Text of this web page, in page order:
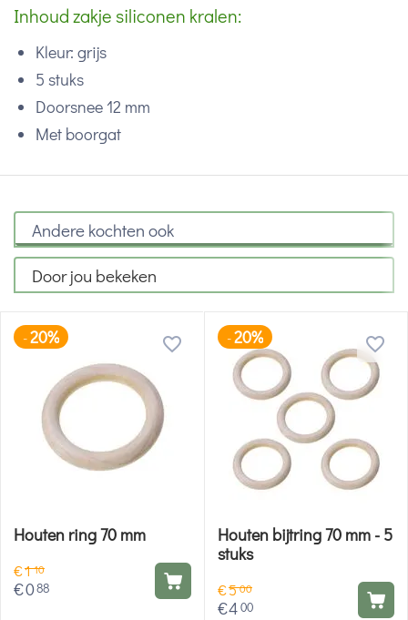
Inhoud zakje siliconen kralen:
Kleur: grijs
5 stuks
Doorsnee 12 mm
Met boorgat
Andere kochten ook
Door jou bekeken
-20%
Houten ring 70 mm
€110
€088
-20%
Houten bijtring 70 mm - 5
stuks
€500
€400